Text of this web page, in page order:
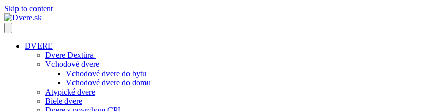
Skip to content
DVERE
Dvere Dextüra
Vchodové dvere
Vchodové dvere do bytu
Vchodové dvere do domu
Atypické dvere
Biele dvere